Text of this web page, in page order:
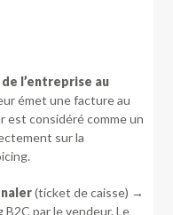
l’entreprise au
émet une facture au
est considéré comme un
sur la
(ticket de caisse) →
par le vendeur. Le